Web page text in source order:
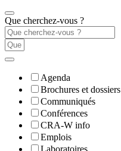
Que cherchez-vous ?
Agenda
Brochures et dossiers
Communiqués
Conférences
CRA-W info
Emplois
Laboratoires